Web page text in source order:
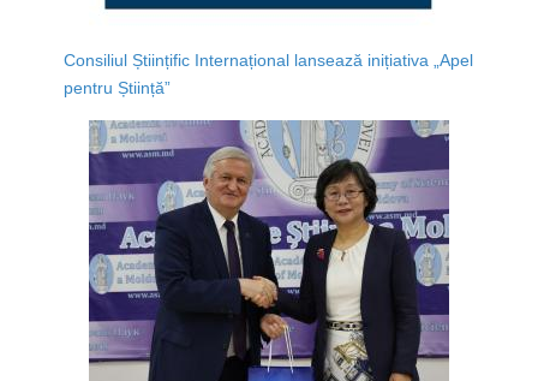
Consiliul Științific Internațional lansează inițiativa „Apel
pentru Știință”